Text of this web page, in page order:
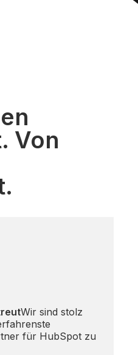
Von
Wir sind stolz
für HubSpot zu